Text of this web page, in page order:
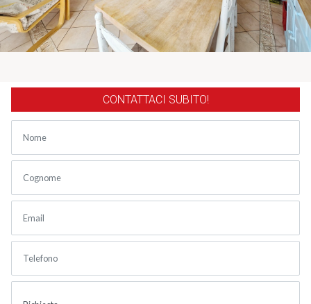
CONTATTACI SUBITO!